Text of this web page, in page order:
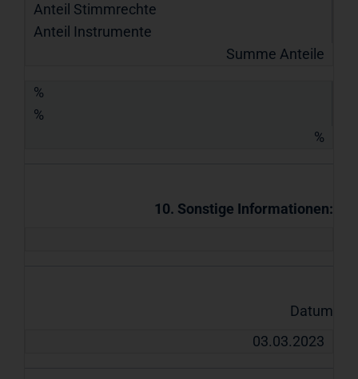
Anteil Stimmrechte
Anteil Instrumente
Summe Anteile
%
%
%
10. Sonstige Informationen:
Datum
03.03.2023